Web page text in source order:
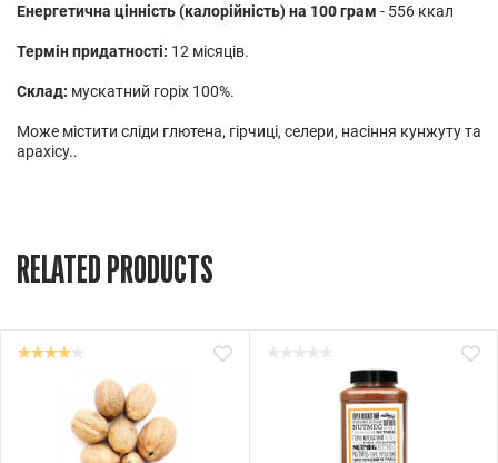
Енергетична цінність (калорійність) на 100 грам - 556 ккал
Термін придатності: 12 місяців.
Склад: мускатний горіх 100%.
Може містити сліди глютена, гірчиці, селери, насіння кунжуту та
арахісу..
RELATED PRODUCTS